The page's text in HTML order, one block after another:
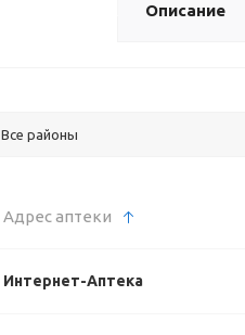
Описание
Все районы
Адрес аптеки
Интернет-Аптека